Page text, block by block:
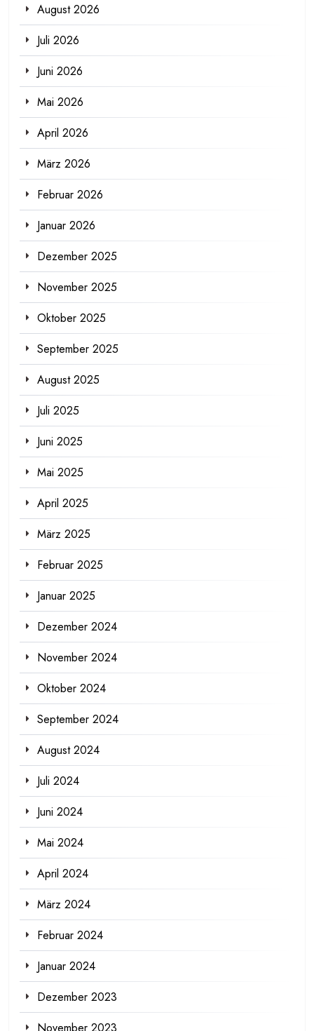
August 2026
Juli 2026
Juni 2026
Mai 2026
April 2026
März 2026
Februar 2026
Januar 2026
Dezember 2025
November 2025
Oktober 2025
September 2025
August 2025
Juli 2025
Juni 2025
Mai 2025
April 2025
März 2025
Februar 2025
Januar 2025
Dezember 2024
November 2024
Oktober 2024
September 2024
August 2024
Juli 2024
Juni 2024
Mai 2024
April 2024
März 2024
Februar 2024
Januar 2024
Dezember 2023
November 2023